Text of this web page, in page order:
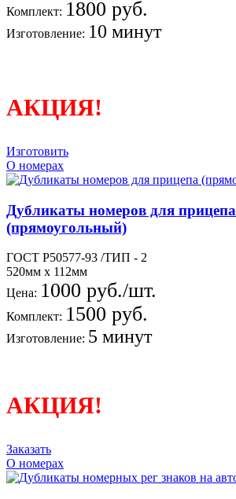
Комплект: 1800 руб.
Изготовление: 10 минут
АКЦИЯ!
Изготовить
О номерах
Дубликаты номеров для прицепа
(прямоугольный)
ГОСТ Р50577-93 /ТИП - 2
520мм х 112мм
Цена: 1000 руб./шт.
Комплект: 1500 руб.
Изготовление: 5 минут
АКЦИЯ!
Заказать
О номерах